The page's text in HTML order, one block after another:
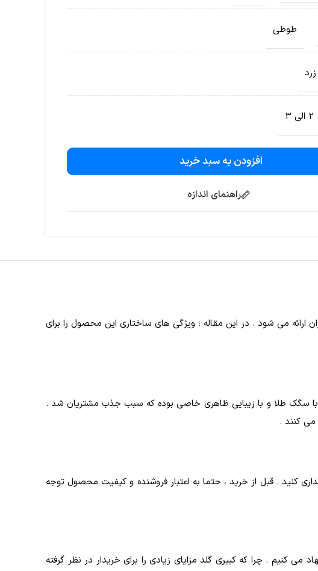
طوطی
زرد
2 الی 3
افزودن به سبد خرید
راهنمای اندازه
ارائه می شود . در این مقاله ؛ ویژگی های ساختاری این محصول را برای
با سگک طلا و با زیبایی ظاهری خاصی بوده که سبب جذب مشتریان شد .
می کنند .
کنید . قبل از خرید ، حتما به اعتبار فروشنده و کیفیت محصول توجه
کنیم . چرا که کبیری گلد مزایای زیادی را برای خریدار در نظر گرفته